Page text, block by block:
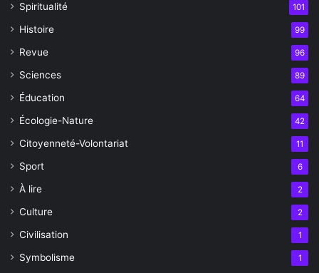
Spiritualité 101
Histoire 99
Revue 96
Sciences 89
Éducation 64
Écologie-Nature 42
Citoyenneté-Volontariat 11
Sport 6
À lire 2
Culture 2
Civilisation 1
Symbolisme 1